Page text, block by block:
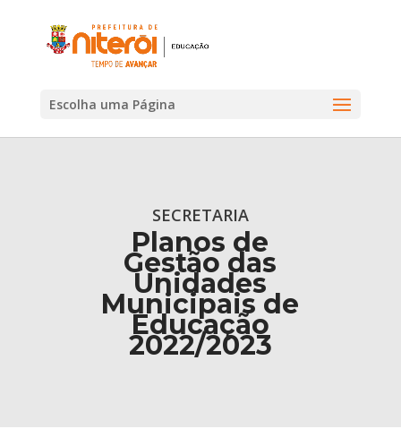
Escolha uma Página
SECRETARIA
Planos de
Gestão das
Unidades
Municipais de
Educação
2022/2023